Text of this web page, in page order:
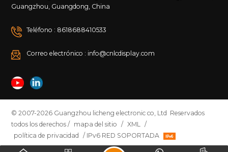
Guangzhou, Guangdong, China
Teléfono : 8618688410533
Correo electrónico : info@cnlcdisplay.com
© 2007-2026 Guangzhou licheng electronic co, Ltd Reservados
todos los derechos / mapa del sitio / XML
/
política de privacidad
/ IPv6 RED SOPORTADA